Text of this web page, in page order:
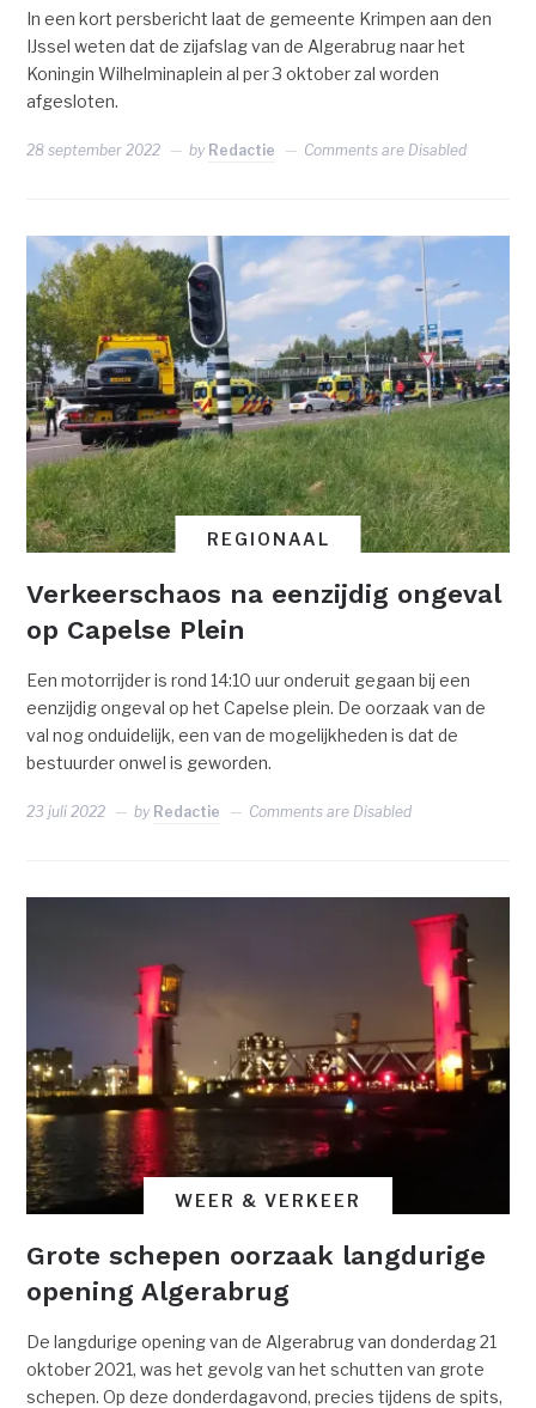
In een kort persbericht laat de gemeente Krimpen aan den
IJssel weten dat de zijafslag van de Algerabrug naar het
Koningin Wilhelminaplein al per 3 oktober zal worden
afgesloten.
28 september 2022 by Redactie Comments are Disabled
REGIONAAL
Verkeerschaos na eenzijdig ongeval
op Capelse Plein
Een motorrijder is rond 14:10 uur onderuit gegaan bij een
eenzijdig ongeval op het Capelse plein. De oorzaak van de
val nog onduidelijk, een van de mogelijkheden is dat de
bestuurder onwel is geworden.
23 juli 2022 by Redactie Comments are Disabled
WEER & VERKEER
Grote schepen oorzaak langdurige
opening Algerabrug
De langdurige opening van de Algerabrug van donderdag 21
oktober 2021, was het gevolg van het schutten van grote
schepen. Op deze donderdagavond, precies tijdens de spits,